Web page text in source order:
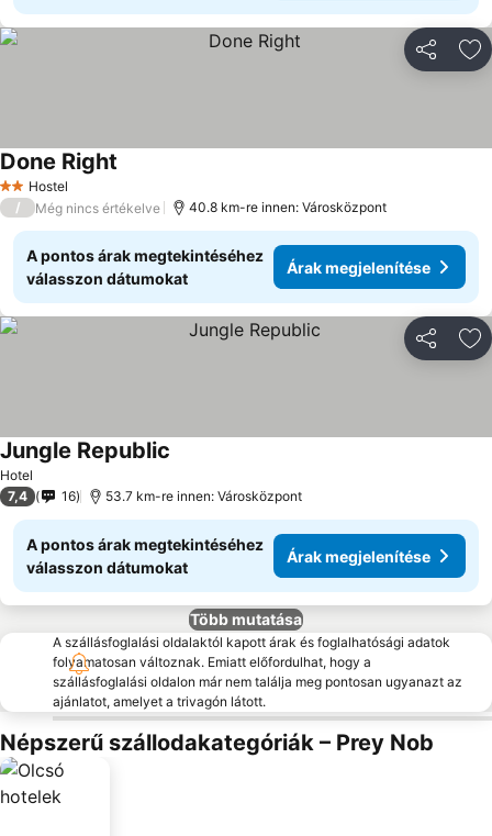
2 Kategória
Hostel
Done Right
/ Még nincs értékelve 40.8 km-re innen: Városközpont
A pontos árak megtekintéséhez
válasszon dátumokat
Árak megjelenítése
Hotel
Jungle Republic
7,4 16 53.7 km-re innen: Városközpont
A pontos árak megtekintéséhez
válasszon dátumokat
Árak megjelenítése
Több mutatása
A szállásfoglalási oldalaktól kapott árak és foglalhatósági adatok
folyamatosan változnak. Emiatt előfordulhat, hogy a
szállásfoglalási oldalon már nem találja meg pontosan ugyanazt az
ajánlatot, amelyet a trivagón látott.
Népszerű szállodakategóriák – Prey Nob